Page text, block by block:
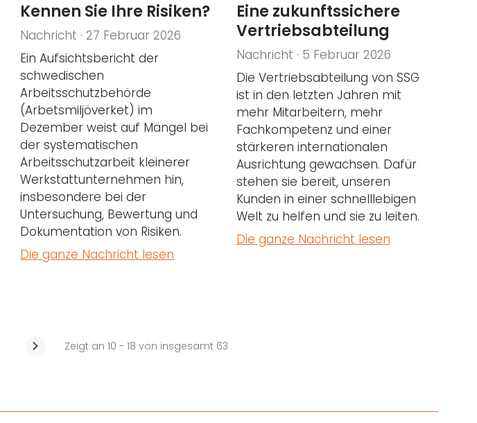
Kennen Sie Ihre Risiken?
Nachricht · 27 Februar 2026
Ein Aufsichtsbericht der
schwedischen
Arbeitsschutzbehörde
(Arbetsmiljöverket) im
Dezember weist auf Mängel bei
der systematischen
Arbeitsschutzarbeit kleinerer
Werkstattunternehmen hin,
insbesondere bei der
Untersuchung, Bewertung und
Dokumentation von Risiken.
Die ganze Nachricht lesen
Eine zukunftssichere
Vertriebsabteilung
Nachricht · 5 Februar 2026
Die Vertriebsabteilung von SSG
ist in den letzten Jahren mit
mehr Mitarbeitern, mehr
Fachkompetenz und einer
stärkeren internationalen
Ausrichtung gewachsen. Dafür
stehen sie bereit, unseren
Kunden in einer schnelllebigen
Welt zu helfen und sie zu leiten.
Die ganze Nachricht lesen
Zeigt an 10 - 18 von insgesamt 63